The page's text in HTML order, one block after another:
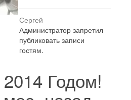
Сергей
Администратор запретил
публиковать записи
гостям.
Годом!